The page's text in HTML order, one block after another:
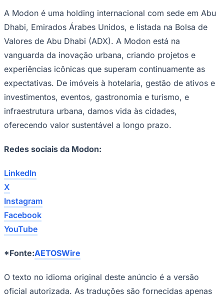
São Paulo
A Modon é uma holding internacional com sede em Abu
Dhabi, Emirados Árabes Unidos, e listada na Bolsa de
Valores de Abu Dhabi (ADX). A Modon está na
vanguarda da inovação urbana, criando projetos e
experiências icônicas que superam continuamente as
expectativas. De imóveis à hotelaria, gestão de ativos e
investimentos, eventos, gastronomia e turismo, e
infraestrutura urbana, damos vida às cidades,
oferecendo valor sustentável a longo prazo.
Redes sociais da Modon:
LinkedIn
X
Instagram
Facebook
YouTube
*Fonte:AETOSWire
O texto no idioma original deste anúncio é a versão
oficial autorizada. As traduções são fornecidas apenas